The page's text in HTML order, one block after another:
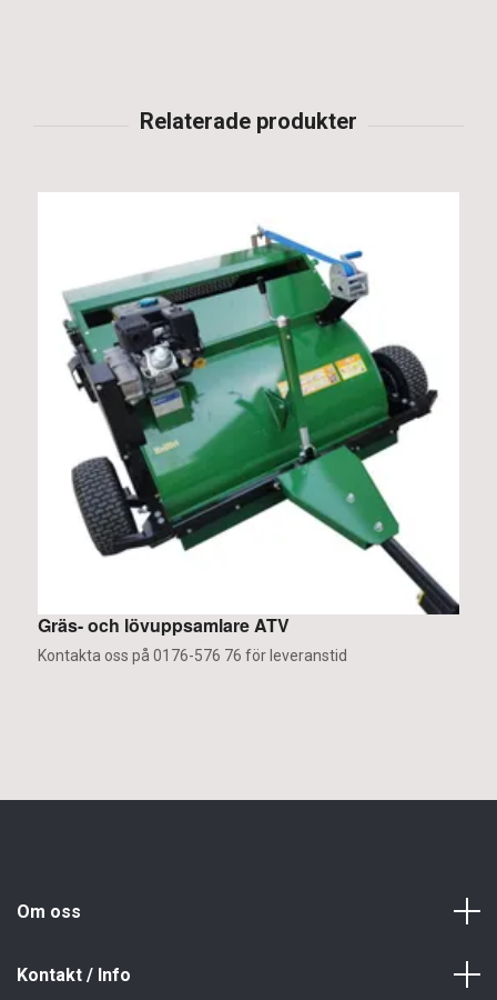
Gräs- och lövuppsamlare ATV
Kontakta oss på 0176-576 76 för leveranstid
Om oss
Kontakt / Info